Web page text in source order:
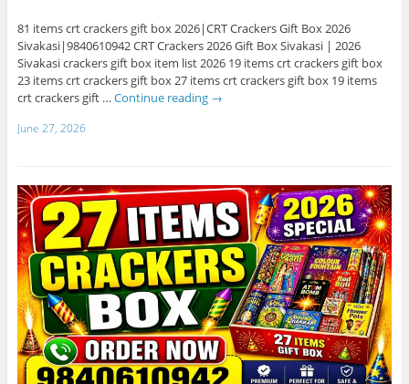
81 items crt crackers gift box 2026|CRT Crackers Gift Box 2026
Sivakasi|9840610942 CRT Crackers 2026 Gift Box Sivakasi | 2026
Sivakasi crackers gift box item list 2026 19 items crt crackers gift box
23 items crt crackers gift box 27 items crt crackers gift box 19 items
crt crackers gift … Continue reading →
June 27, 2026